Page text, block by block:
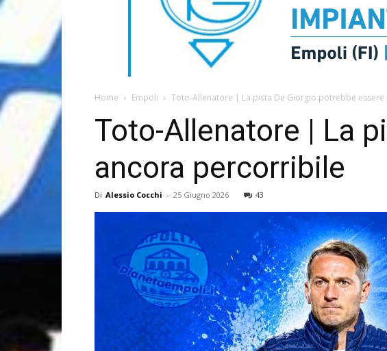
Home Empoli Toto-Allenatore | La pista De Giorgio potrebbe
Toto-Allenatore | La
ancora percorribile
Di Alessio Cocchi - 25 Giugno 2026 43